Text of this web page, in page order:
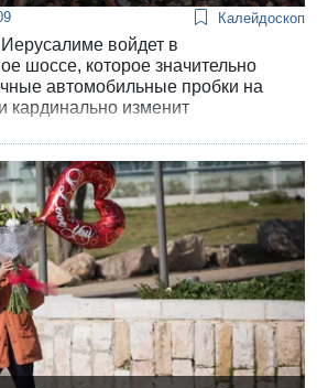
Калейдоскоп
Иерусалиме войдет в
шоссе, которое значительно
автомобильные пробки на
кардинально изменит